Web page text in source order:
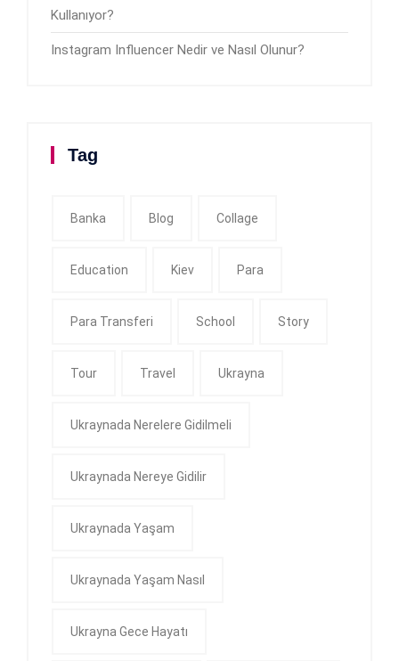
Kullanıyor?
Instagram Influencer Nedir ve Nasıl Olunur?
Tag
Banka Blog Collage
Education Kiev Para
Para Transferi School Story
Tour Travel Ukrayna
Ukraynada Nerelere Gidilmeli
Ukraynada Nereye Gidilir
Ukraynada Yaşam
Ukraynada Yaşam Nasıl
Ukrayna Gece Hayatı